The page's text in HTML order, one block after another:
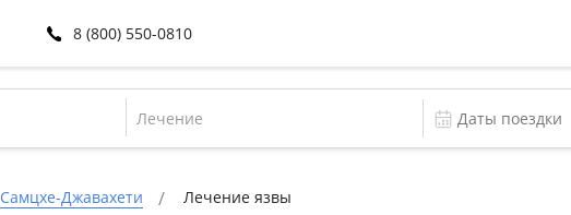
8 (800) 550-0810
Лечение
Самцхе-Джавахети Лечение язвы